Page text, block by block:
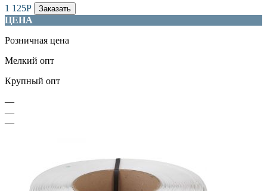
1 125Р Заказать
ЦЕНА
Розничная цена
Мелкий опт
Крупный опт
—
—
—